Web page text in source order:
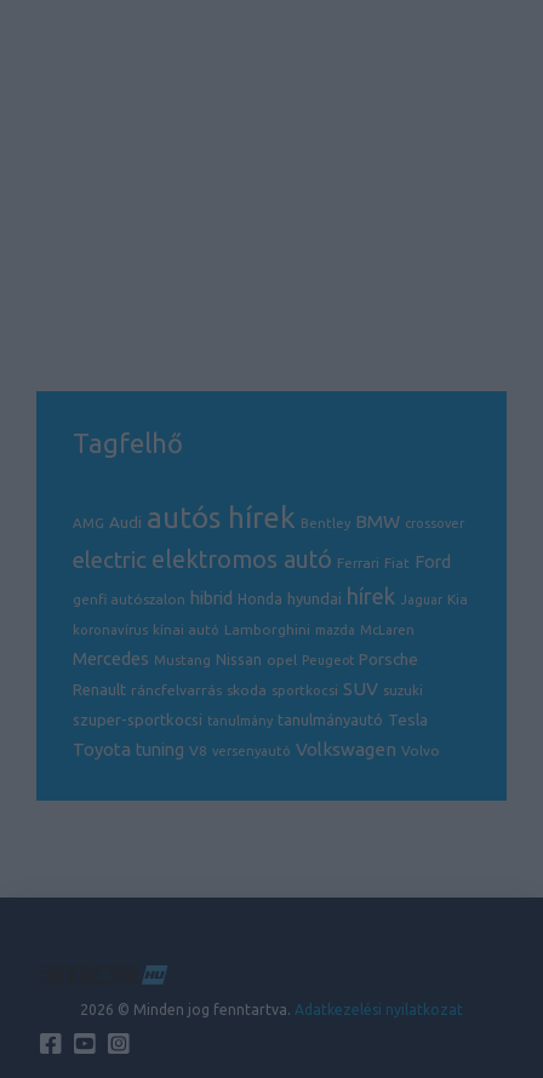
Tagfelhő
AMG Audi autós hírek Bentley BMW crossover
electric elektromos autó Ferrari Fiat Ford
genfi autószalon hibrid Honda hyundai hírek Jaguar Kia
koronavírus kínai autó Lamborghini mazda McLaren
Mercedes Mustang Nissan opel Peugeot Porsche
Renault ráncfelvarrás skoda sportkocsi SUV suzuki
szuper-sportkocsi tanulmány tanulmányautó Tesla
Toyota tuning V8 versenyautó Volkswagen Volvo
2026 © Minden jog fenntartva. Adatkezelési nyilatkozat